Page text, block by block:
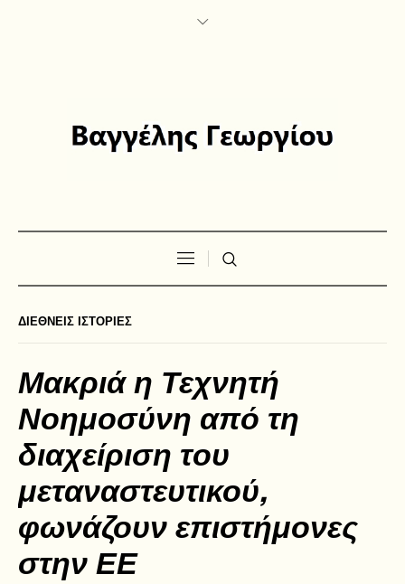
ΔΙΕΘΝΕΙΣ ΙΣΤΟΡΙΕΣ
Μακριά η Τεχνητή
Νοημοσύνη από τη
διαχείριση του
μεταναστευτικού,
φωνάζουν επιστήμονες
στην ΕΕ